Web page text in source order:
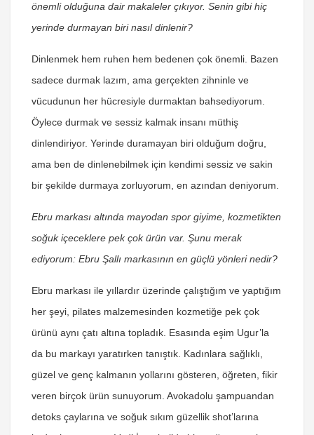
önemli olduğuna dair makaleler çıkıyor. Senin gibi hiç
yerinde durmayan biri nasıl dinlenir?
Dinlenmek hem ruhen hem bedenen çok önemli. Bazen
sadece durmak lazım, ama gerçekten zihninle ve
vücudunun her hücresiyle durmaktan bahsediyorum.
Öylece durmak ve sessiz kalmak insanı müthiş
dinlendiriyor. Yerinde duramayan biri olduğum doğru,
ama ben de dinlenebilmek için kendimi sessiz ve sakin
bir şekilde durmaya zorluyorum, en azından deniyorum.
Ebru markası altında mayodan spor giyime, kozmetikten
soğuk içeceklere pek çok ürün var. Şunu merak
ediyorum: Ebru Şallı markasının en güçlü yönleri nedir?
Ebru markası ile yıllardır üzerinde çalıştığım ve yaptığım
her şeyi, pilates malzemesinden kozmetiğe pek çok
ürünü aynı çatı altına topladık. Esasında eşim Ugur’la
da bu markayı yaratırken tanıştık. Kadınlara sağlıklı,
güzel ve genç kalmanın yollarını gösteren, öğreten, fikir
veren birçok ürün sunuyorum. Avokadolu şampuandan
detoks çaylarına ve soğuk sıkım güzellik shot’larına